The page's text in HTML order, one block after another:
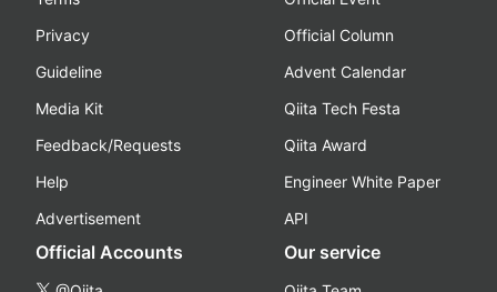
Privacy
Guideline
Media Kit
Feedback/Requests
Help
Advertisement
Official Column
Advent Calendar
Qiita Tech Festa
Qiita Award
Engineer White Paper
API
Official Accounts Our service